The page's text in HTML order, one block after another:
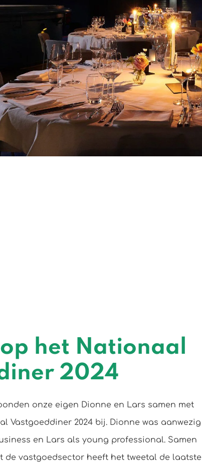
het Nationaal
2024
onze eigen Dionne en Lars samen met
Vastgoeddiner 2024 bij. Dionne was aanwezig
en Lars als young professional. Samen
de vastgoedsector heeft het tweetal de laatste